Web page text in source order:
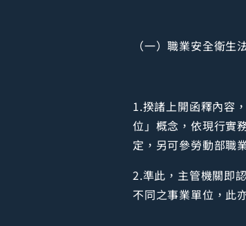
（一）職業安全衛
1.揆諸上開函釋內容
位」概念，依現行實
定，另可參勞動部職
2.準此，主管機關即
不同之事業單位，此